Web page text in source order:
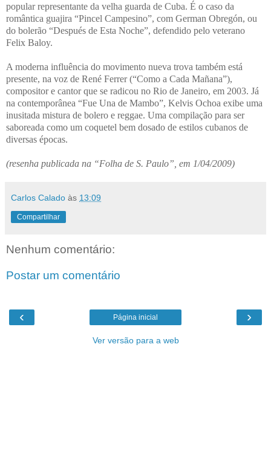
popular representante da velha guarda de Cuba. É o caso da
romântica guajira “Pincel Campesino”, com German Obregón, ou
do bolerão “Después de Esta Noche”, defendido pelo veterano
Felix Baloy.
A moderna influência do movimento nueva trova também está
presente, na voz de René Ferrer (“Como a Cada Mañana”),
compositor e cantor que se radicou no Rio de Janeiro, em 2003. Já
na contemporânea “Fue Una de Mambo”, Kelvis Ochoa exibe uma
inusitada mistura de bolero e reggae. Uma compilação para ser
saboreada como um coquetel bem dosado de estilos cubanos de
diversas épocas.
(resenha publicada na “Folha de S. Paulo”, em 1/04/2009)
Carlos Calado às 13:09
Compartilhar
Nenhum comentário:
Postar um comentário
‹ ›
Página inicial
Ver versão para a web